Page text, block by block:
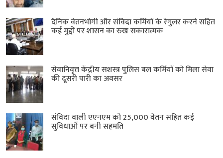
दैनिक वेतनभोगी और संविदा कर्मियों के रेगुलर करने सहित
कई मुद्दों पर शासन का रुख सकारात्मक
सेवानिवृत्त केंद्रीय सशस्त्र पुलिस बल ​कर्मियों को मिला सेवा
की दूसरी पारी का अवसर
संविदा वाली एएनएम को 25,000 वेतन सहित कई
सुविधाओं पर बनी सहमति